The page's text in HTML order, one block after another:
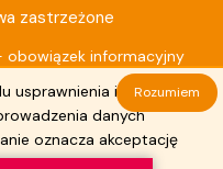
usprawnienia i ułatwienia
danych
oznacza akceptację
Rozumiem
zastrzeżone
obowiązek informacyjny